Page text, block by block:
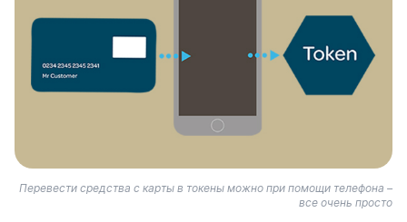
Перевести средства с карты в токены можно при помощи телефона –
все очень просто